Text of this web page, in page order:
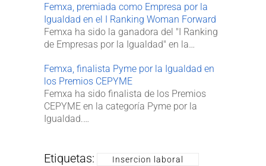
Femxa, premiada como Empresa por la
Igualdad en el I Ranking Woman Forward
Femxa ha sido la ganadora del "I Ranking
de Empresas por la Igualdad" en la…
Femxa, finalista Pyme por la Igualdad en
los Premios CEPYME
Femxa ha sido finalista de los Premios
CEPYME en la categoría Pyme por la
Igualdad.…
Etiquetas:
Insercion laboral